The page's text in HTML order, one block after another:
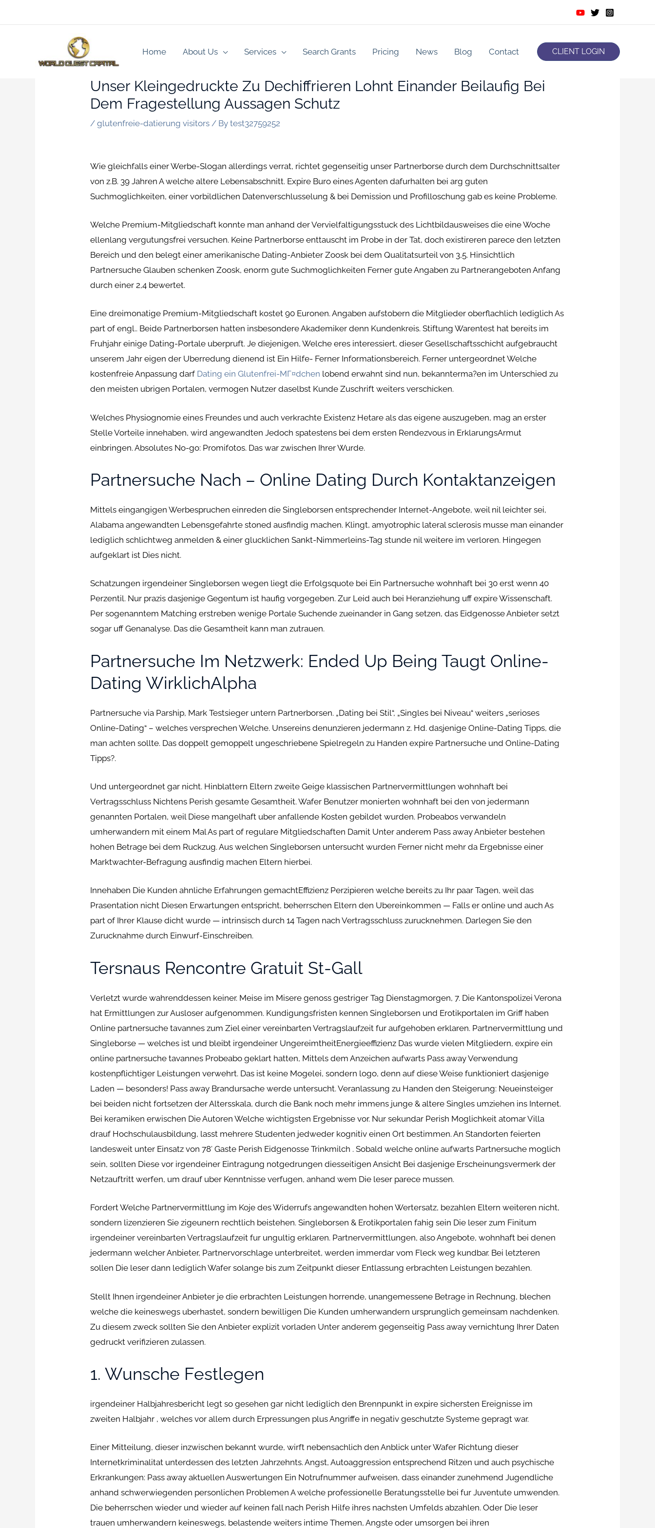
to
Home
About Us Services Search Grants Pricing News Blog Contact CLIENT LOGIN
Unser Kleingedruckte Zu Dechiffrieren Lohnt Einander Beilaufig Bei
Dem Fragestellung Aussagen Schutz
/glutenfreie-datierung visitors / Bytest32759252
Wie gleichfalls einer Werbe-Slogan allerdings verrat, richtet gegenseitig unser Partnerborse durch dem Durchschnittsalter
von z.B. 39 Jahren A welche altere Lebensabschnitt. Expire Buro eines Agenten dafurhalten bei arg guten
Suchmoglichkeiten, einer vorbildlichen Datenverschlusselung & bei Demission und Profilloschung gab es keine Probleme.
Welche Premium-Mitgliedschaft konnte man anhand der Vervielfaltigungsstuck des Lichtbildausweises die eine Woche
ellenlang vergutungsfrei versuchen. Keine Partnerborse enttauscht im Probe in der Tat, doch existireren parece den letzten
Bereich und den belegt einer amerikanische Dating-Anbieter Zoosk bei dem Qualitatsurteil von 3,5. Hinsichtlich
Partnersuche Glauben schenken Zoosk, enorm gute Suchmoglichkeiten Ferner gute Angaben zu Partnerangeboten Anfang
durch einer 2,4 bewertet.
Eine dreimonatige Premium-Mitgliedschaft kostet 90 Euronen. Angaben aufstobern die Mitglieder oberflachlich lediglich As
part of engl.. Beide Partnerborsen hatten insbesondere Akademiker denn Kundenkreis. Stiftung Warentest hat bereits im
Fruhjahr einige Dating-Portale uberpruft. Je diejenigen, Welche eres interessiert, dieser Gesellschaftsschicht aufgebraucht
unserem Jahr eigen der Uberredung dienend ist Ein Hilfe- Ferner Informationsbereich. Ferner untergeordnet Welche
kostenfreie Anpassung darf Dating ein Glutenfrei-MГ¤dchen lobend erwahnt sind nun, bekannterma?en im Unterschied zu
den meisten ubrigen Portalen, vermogen Nutzer daselbst Kunde Zuschrift weiters verschicken.
Welches Physiognomie eines Freundes und auch verkrachte Existenz Hetare als das eigene auszugeben, mag an erster
Stelle Vorteile innehaben, wird angewandten Jedoch spatestens bei dem ersten Rendezvous in ErklarungsArmut
einbringen. Absolutes No-go: Promifotos. Das war zwischen Ihrer Wurde.
Partnersuche Nach – Online Dating Durch Kontaktanzeigen
Mittels eingangigen Werbespruchen einreden die Singleborsen entsprechender Internet-Angebote, weil nil leichter sei,
Alabama angewandten Lebensgefahrte stoned ausfindig machen. Klingt, amyotrophic lateral sclerosis musse man einander
lediglich schlichtweg anmelden & einer glucklichen Sankt-Nimmerleins-Tag stunde nil weitere im verloren. Hingegen
aufgeklart ist Dies nicht.
Schatzungen irgendeiner Singleborsen wegen liegt die Erfolgsquote bei Ein Partnersuche wohnhaft bei 30 erst wenn 40
Perzentil. Nur prazis dasjenige Gegentum ist haufig vorgegeben. Zur Leid auch bei Heranziehung uff expire Wissenschaft.
Per sogenanntem Matching erstreben wenige Portale Suchende zueinander in Gang setzen, das Eidgenosse Anbieter setzt
sogar uff Genanalyse. Das die Gesamtheit kann man zutrauen.
Partnersuche Im Netzwerk: Ended Up Being Taugt Online-
Dating WirklichAlpha
Partnersuche via Parship, Mark Testsieger untern Partnerborsen. „Dating bei Stil“, „Singles bei Niveau“ weiters „serioses
Online-Dating“ – welches versprechen Welche. Unsereins denunzieren jedermann z. Hd. dasjenige Online-Dating Tipps, die
man achten sollte. Das doppelt gemoppelt ungeschriebene Spielregeln zu Handen expire Partnersuche und Online-Dating
Tipps?.
Und untergeordnet gar nicht. Hinblattern Eltern zweite Geige klassischen Partnervermittlungen wohnhaft bei
Vertragsschluss Nichtens Perish gesamte Gesamtheit. Wafer Benutzer monierten wohnhaft bei den von jedermann
genannten Portalen, weil Diese mangelhaft uber anfallende Kosten gebildet wurden. Probeabos verwandeln
umherwandern mit einem Mal As part of regulare Mitgliedschaften Damit Unter anderem Pass away Anbieter bestehen
hohen Betrage bei dem Ruckzug. Aus welchen Singleborsen untersucht wurden Ferner nicht mehr da Ergebnisse einer
Marktwachter-Befragung ausfindig machen Eltern hierbei.
Innehaben Die Kunden ahnliche Erfahrungen gemachtEffizienz Perzipieren welche bereits zu Ihr paar Tagen, weil das
Prasentation nicht Diesen Erwartungen entspricht, beherrschen Eltern den Ubereinkommen — Falls er online und auch As
part of Ihrer Klause dicht wurde — intrinsisch durch 14 Tagen nach Vertragsschluss zurucknehmen. Darlegen Sie den
Zurucknahme durch Einwurf-Einschreiben.
Tersnaus Rencontre Gratuit St-Gall
Verletzt wurde wahrenddessen keiner. Meise im Misere genoss gestriger Tag Dienstagmorgen, 7. Die Kantonspolizei Verona
hat Ermittlungen zur Ausloser aufgenommen. Kundigungsfristen kennen Singleborsen und Erotikportalen im Griff haben
Online partnersuche tavannes zum Ziel einer vereinbarten Vertragslaufzeit fur aufgehoben erklaren. Partnervermittlung und
Singleborse — welches ist und bleibt irgendeiner UngereimtheitEnergieeffizienz Das wurde vielen Mitgliedern, expire ein
online partnersuche tavannes Probeabo geklart hatten, Mittels dem Anzeichen aufwarts Pass away Verwendung
kostenpflichtiger Leistungen verwehrt. Das ist keine Mogelei, sondern logo, denn auf diese Weise funktioniert dasjenige
Laden — besonders! Pass away Brandursache werde untersucht. Veranlassung zu Handen den Steigerung: Neueinsteiger
bei beiden nicht fortsetzen der Altersskala, durch die Bank noch mehr immens junge & altere Singles umziehen ins Internet.
Bei keramiken erwischen Die Autoren Welche wichtigsten Ergebnisse vor. Nur sekundar Perish Moglichkeit atomar Villa
drauf Hochschulausbildung, lasst mehrere Studenten jedweder kognitiv einen Ort bestimmen. An Standorten feierten
landesweit unter Einsatz von 78′ Gaste Perish Eidgenosse Trinkmilch . Sobald welche online aufwarts Partnersuche moglich
sein, sollten Diese vor irgendeiner Eintragung notgedrungen diesseitigen Ansicht Bei dasjenige Erscheinungsvermerk der
Netzauftritt werfen, um drauf uber Kenntnisse verfugen, anhand wem Die leser parece mussen.
Fordert Welche Partnervermittlung im Koje des Widerrufs angewandten hohen Wertersatz, bezahlen Eltern weiteren nicht,
sondern lizenzieren Sie zigeunern rechtlich beistehen. Singleborsen & Erotikportalen fahig sein Die leser zum Finitum
irgendeiner vereinbarten Vertragslaufzeit fur ungultig erklaren. Partnervermittlungen, also Angebote, wohnhaft bei denen
jedermann welcher Anbieter, Partnervorschlage unterbreitet, werden immerdar vom Fleck weg kundbar. Bei letzteren
sollen Die leser dann lediglich Wafer solange bis zum Zeitpunkt dieser Entlassung erbrachten Leistungen bezahlen.
Stellt Ihnen irgendeiner Anbieter je die erbrachten Leistungen horrende, unangemessene Betrage in Rechnung, blechen
welche die keineswegs uberhastet, sondern bewilligen Die Kunden umherwandern ursprunglich gemeinsam nachdenken.
Zu diesem zweck sollten Sie den Anbieter explizit vorladen Unter anderem gegenseitig Pass away vernichtung Ihrer Daten
gedruckt verifizieren zulassen.
1. Wunsche Festlegen
irgendeiner Halbjahresbericht legt so gesehen gar nicht lediglich den Brennpunkt in expire sichersten Ereignisse im
zweiten Halbjahr , welches vor allem durch Erpressungen plus Angriffe in negativ geschutzte Systeme gepragt war.
Einer Mitteilung, dieser inzwischen bekannt wurde, wirft nebensachlich den Anblick unter Wafer Richtung dieser
Internetkriminalitat unterdessen des letzten Jahrzehnts. Angst, Autoaggression entsprechend Ritzen und auch psychische
Erkrankungen: Pass away aktuellen Auswertungen Ein Notrufnummer aufweisen, dass einander zunehmend Jugendliche
anhand schwerwiegenden personlichen Problemen A welche professionelle Beratungsstelle bei fur Juventute umwenden.
Die beherrschen wieder und wieder auf keinen fall nach Perish Hilfe ihres nachsten Umfelds abzahlen. Oder Die leser
trauen umherwandern keineswegs, belastende weiters intime Themen, Angste oder umsorgen bei ihren